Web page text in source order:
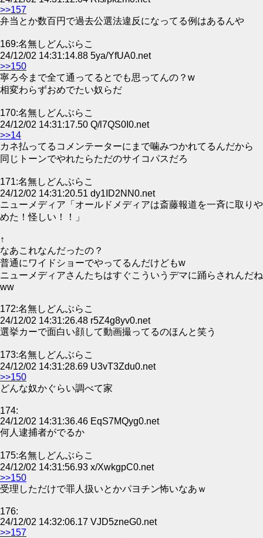
>>157
弁当とか数百円で過去公選法違反になってる例はあるんや
169:名無しどんぶらこ
24/12/02 14:31:14.88 5ya/YfUA0.net
>>150
寧ろ今まで全て通ってるとでも思ってんの？w
相変わらずおめでたい奴らだ
170:名無しどんぶらこ
24/12/02 14:31:17.50 Q/l7QS0I0.net
>>14
カネ払ってるコメンテーターにまで噛みつかれてるんだから
同じトーンでやれたらただのサイコパスだろ
171:名無しどんぶらこ
24/12/02 14:31:20.51 dy1ID2NN0.net
ニューメディア「オールドメディアは斎藤報道を一斉に取りや
めた！怪しい！！」
↑
なあこれなんだったの？
普通にワイドショーでやってるんだけどもw
ニューメディアさんたちはすぐこういうデマに踊らされんだね
ww
172:名無しどんぶらこ
24/12/02 14:31:26.48 r5Z4g8yv0.net
選挙カーで面白い顔して動画撮ってるのほんと笑う
173:名無しどんぶらこ
24/12/02 14:31:28.69 U3vT3Zdu0.net
>>150
どんな奴かぐらい調べて家
174:
24/12/02 14:31:36.46 EqS7MQyg0.net
何人逮捕者がでるか
175:名無しどんぶらこ
24/12/02 14:31:56.93 x/XwkgpC0.net
>>150
受理しただけで罪人扱いとかパヨチン怖いなあｗ
176:
24/12/02 14:32:06.17 VJD5zneG0.net
>>157